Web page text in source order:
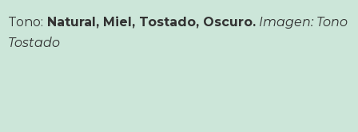
Tono: Natural, Miel, Tostado, Oscuro. Imagen: Tono
Tostado